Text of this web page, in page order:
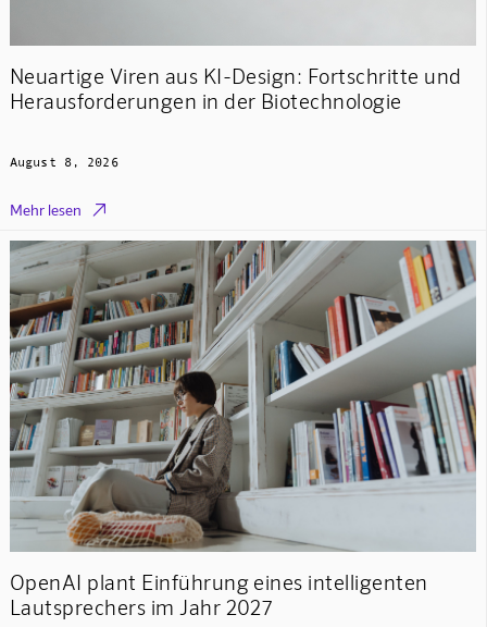
Neuartige Viren aus KI-Design: Fortschritte und
Herausforderungen in der Biotechnologie
August 8, 2026
Mehr lesen 
OpenAI plant Einführung eines intelligenten
Lautsprechers im Jahr 2027